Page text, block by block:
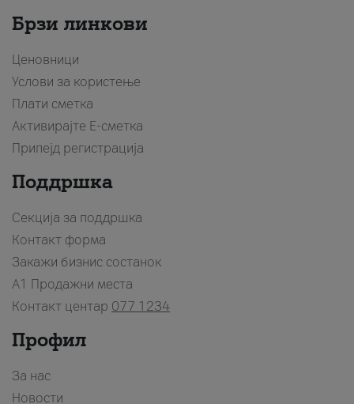
Брзи линкови
Ценовници
Услови за користење
Плати сметка
Активирајте Е-сметка
Припејд регистрација
Поддршка
Секција за поддршка
Контакт форма
Закажи бизнис состанок
A1 Продажни места
Контакт центар 077 1234
Профил
За нас
Новости